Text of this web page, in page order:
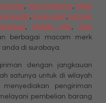
, Meja Meeting, Meja
Kuliah, Kursi Lipat, Lemari
, Mobile File,
Rak
berbagai macam merk
di surabaya.
dengan jangkauan
satunya untuk di wilayah
pengiriman
pembelian barang